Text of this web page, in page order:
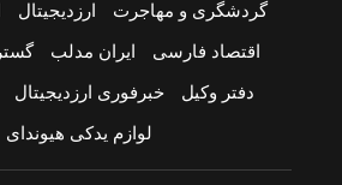
گردشگری و مهاجرت ارزدیجیتال
اقتصاد فارسی ایران مدلب
دفتر وکیل خبرفوری ارزدیجیتال
لوازم یدکی هیوندای